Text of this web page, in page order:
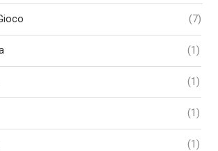
(7)
(1)
(1)
(1)
(1)